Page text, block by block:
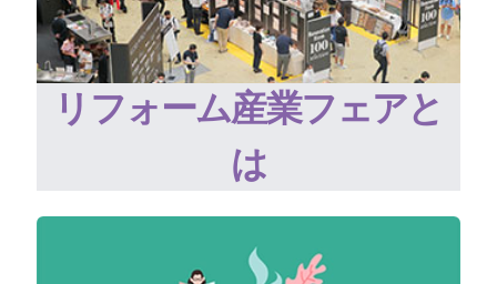
リフォーム産業フェアと
は